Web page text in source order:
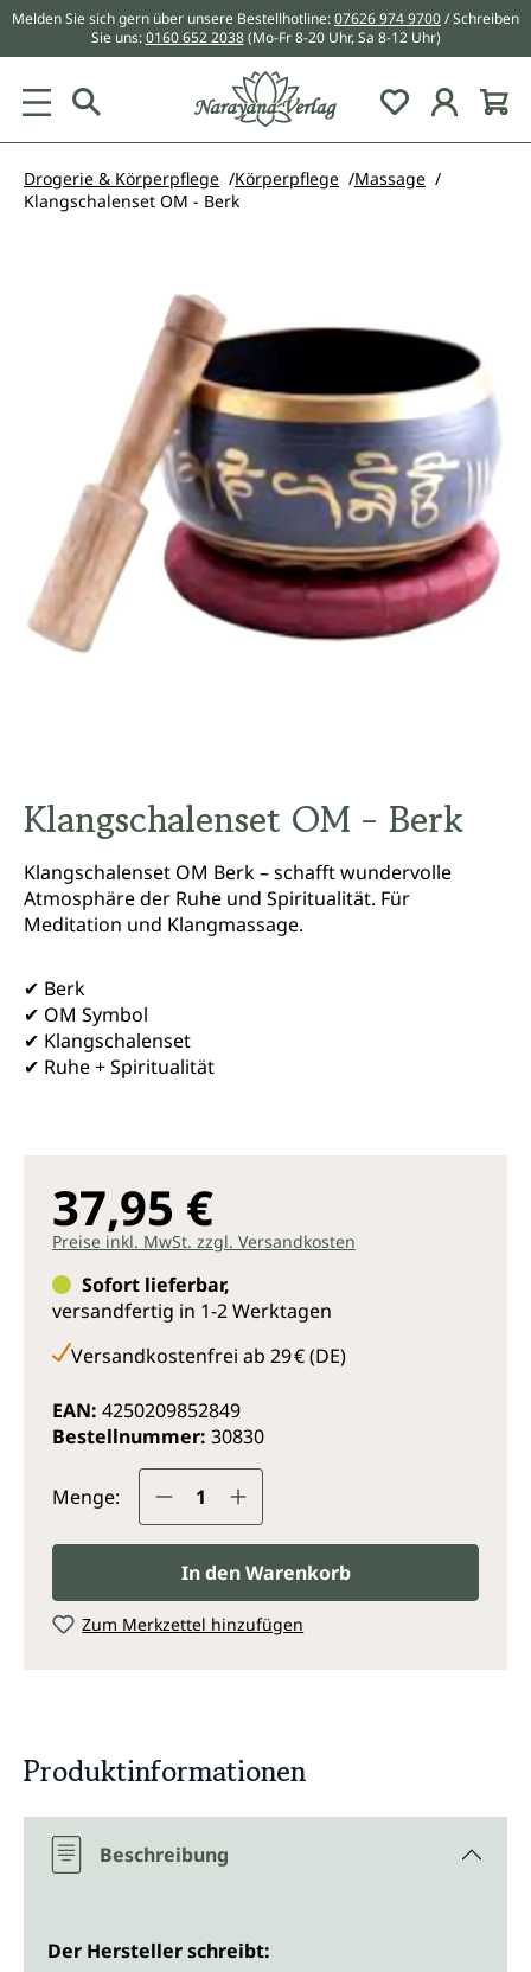
springen
Melden Sie sich gern über unsere Bestellhotline:07626 974 9700/ Schreiben
Sie uns:0160 652 2038 (Mo-Fr 8-20 Uhr, Sa 8-12 Uhr)
Du hast 0
Drogerie & Körperpflege Körperpflege
Massage
Klangschalenset OM - Berk
Klangschalenset OM - Berk
Klangschalenset OM Berk – schafft wundervolle
Atmosphäre der Ruhe und Spiritualität. Für
Meditation und Klangmassage.
✔ Berk
✔ OM Symbol
✔ Klangschalenset
✔ Ruhe + Spiritualität
37,95 €
Preise inkl. MwSt. zzgl. Versandkosten
Sofort lieferbar,
versandfertig in 1-2 Werktagen
Versandkostenfrei ab 29 € (DE)
EAN: 4250209852849
Bestellnummer: 30830
Menge: Produkt Anzahl: Gib den
In den Warenkorb
Zum Merkzettel hinzufügen
Produktinformationen
Beschreibung
Der Hersteller schreibt: